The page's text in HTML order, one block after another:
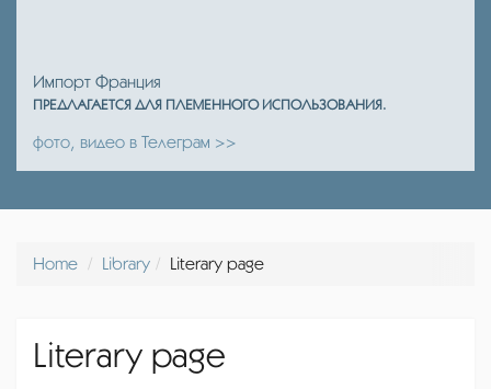
Импорт Франция
ПРЕДЛАГАЕТСЯ ДЛЯ ПЛЕМЕННОГО ИСПОЛЬЗОВАНИЯ.
фото, видео в Телеграм >>
Home Library Literary page
Literary page